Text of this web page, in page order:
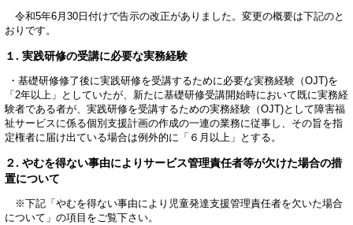
令和5年6月30日付けで告示の改正がありました。変更の概要は下記のと
おりです。
１. 実践研修の受講に必要な実務経験
・基礎研修修了後に実践研修を受講するために必要な実務経験（OJT)を
「2年以上」としていたが、新たに基礎研修受講開始時において既に実務経
験者である者が、実践研修を受講するための実務経験（OJT)として障害福
祉サービスに係る個別支援計画の作成の一連の業務に従事し、その旨を指
定権者に届け出ている場合は例外的に「６月以上」とする。
２. やむを得ない事由によりサービス管理責任者等が欠けた場合の措
置について
※下記「やむを得ない事由により児童発達支援管理責任者を欠いた場合
について」の項目をご覧下さい。